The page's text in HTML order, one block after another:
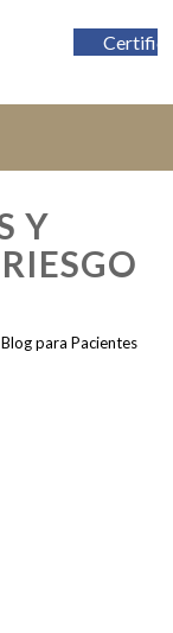
Y
Blog para Pacientes